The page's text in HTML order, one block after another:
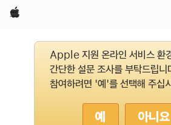
Apple
Apple 지원 온라인 서비스 환
간단한 설문 조사를 부탁드립니
참여하려면 '예'를 선택해 주십
예 아니요